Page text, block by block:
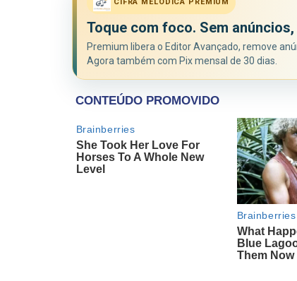
CIFRA MELÓDICA PREMIUM
Toque com foco. Sem
Premium libera o Editor Avançado, remove
Agora também com Pix mensal de 30 dias.